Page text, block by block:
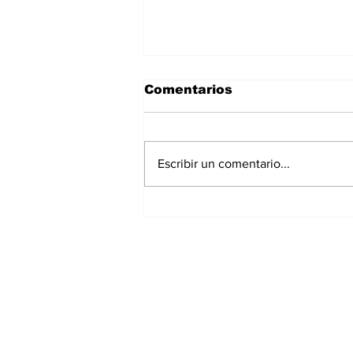
Comentarios
Escribir un comentario...